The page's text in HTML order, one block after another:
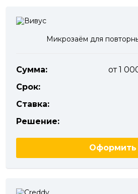
Микрозаём для
Сумма:
от 1
Срок:
Ставка:
Решение:
Оформить